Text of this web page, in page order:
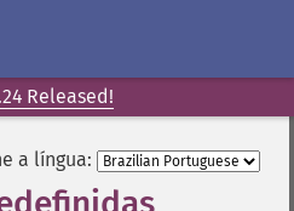
Released!
a língua: